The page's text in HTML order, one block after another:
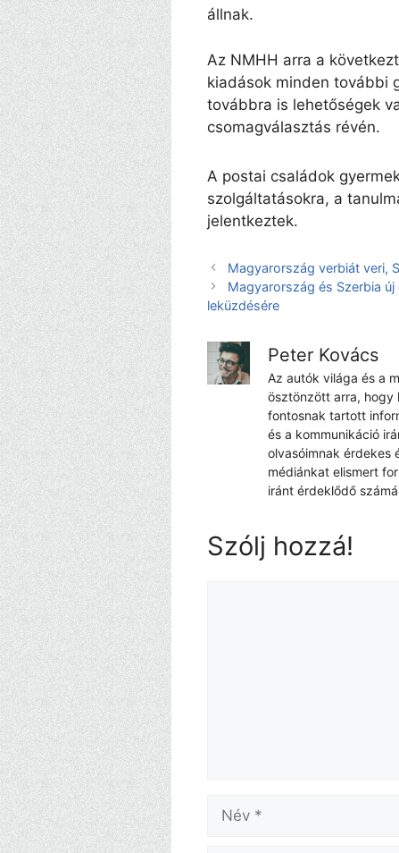
állnak.
Az NMHH arra a
kiadások minden további
továbbra is lehetőségek
csomagválasztás révén.
A postai családok
szolgáltatásokra, a
jelentkeztek.
Magyarország verbiát veri,
Magyarország és Szerbia
leküzdésére
Peter Kovács
Az autók világa és a
ösztönzött arra, hogy
fontosnak tartott
és a kommunikáció
olvasóimnak érdekes
médiánkat elismert
iránt érdeklődő
Szólj hozzá!